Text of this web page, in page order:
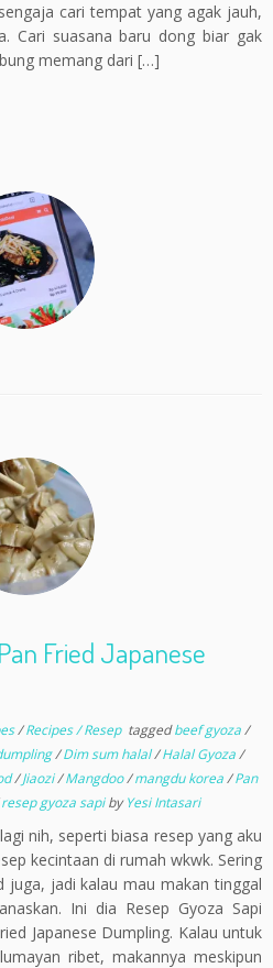
cari tempat yang agak jauh,
Cari suasana baru dong biar gak
memang dari […]
Fried Japanese
/Recipes / Resep taggedbeef gyoza/
/Dim sum halal/Halal Gyoza/
/Jiaozi/Mangdoo/mangdu korea/Pan
resep gyoza sapibyYesi Intasari
nih, seperti biasa resep yang aku
kecintaan di rumah wkwk. Sering
jadi kalau mau makan tinggal
Ini dia Resep Gyoza Sapi
Japanese Dumpling. Kalau untuk
ribet, makannya meskipun